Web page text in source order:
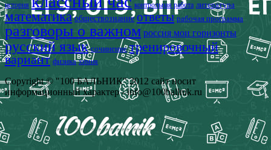
история контрольная работа литература
математика обществознание ответы рабочая программа
разговоры о важном россия мои горизонты
русский язык сочинение тренировочный
вариант физика химия
Copyright © "100 БАЛЬНИК" 2012 сайт носит
информационный характер - info@100ballnik.ru